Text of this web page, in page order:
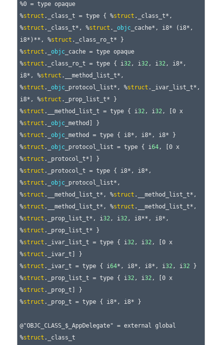
%0 = type opaque
%struct ._class_t = type { %struct ._class_t*,
%struct ._class_t*, %struct ._ objc _cache*, i8* (i8*,
i8*)**, %struct ._class_ro_t* }
%struct ._ objc _cache = type opaque
%struct ._class_ro_t = type { i32, i32, i32, i8*,
i8*, %struct .__method_list_t*,
%struct ._ objc _protocol_list*, %struct ._ivar_list_t*,
i8*, %struct ._prop_list_t* }
%struct .__method_list_t = type { i32, i32, [0 x
%struct ._ objc _method] }
%struct ._ objc _method = type { i8*, i8*, i8* }
%struct ._ objc _protocol_list = type { i64, [0 x
%struct ._protocol_t*] }
%struct ._protocol_t = type { i8*, i8*,
%struct ._ objc _protocol_list*,
%struct .__method_list_t*, %struct .__method_list_t*,
%struct .__method_list_t*, %struct .__method_list_t*,
%struct ._prop_list_t*, i32, i32, i8**, i8*,
%struct ._prop_list_t* }
%struct ._ivar_list_t = type { i32, i32, [0 x
%struct ._ivar_t] }
%struct ._ivar_t = type { i64*, i8*, i8*, i32, i32 }
%struct ._prop_list_t = type { i32, i32, [0 x
%struct ._prop_t] }
%struct ._prop_t = type { i8*, i8* }
@"OBJC_CLASS_$_AppDelegate" = external global
%struct ._class_t